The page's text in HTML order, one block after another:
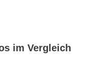
im Vergleich